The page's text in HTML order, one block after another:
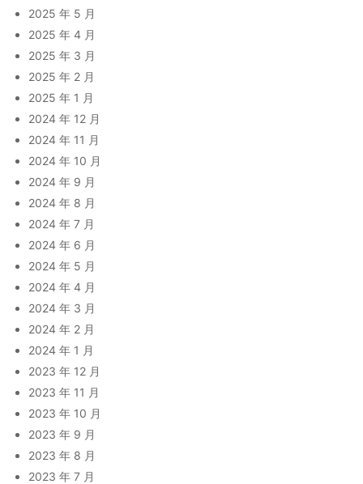
2025 年 5 月
2025 年 4 月
2025 年 3 月
2025 年 2 月
2025 年 1 月
2024 年 12 月
2024 年 11 月
2024 年 10 月
2024 年 9 月
2024 年 8 月
2024 年 7 月
2024 年 6 月
2024 年 5 月
2024 年 4 月
2024 年 3 月
2024 年 2 月
2024 年 1 月
2023 年 12 月
2023 年 11 月
2023 年 10 月
2023 年 9 月
2023 年 8 月
2023 年 7 月